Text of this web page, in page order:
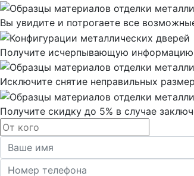
Вы увидите и потрогаете все
Получите исчерпывающую информацию
Исключите снятие неправильных
Получите скидку до 5% в случае